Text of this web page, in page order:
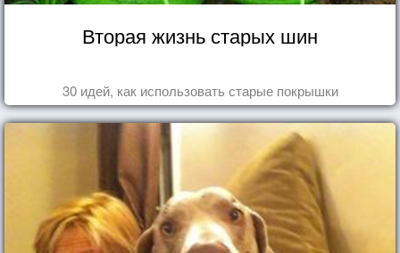
Вторая жизнь старых шин
30 идей, как использовать старые покрышки